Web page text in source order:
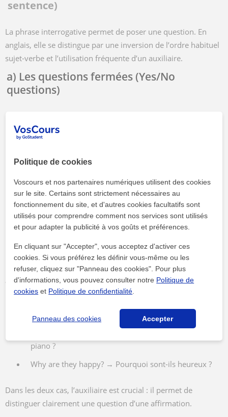
sentence)
La phrase interrogative permet de poser une question. En
anglais, elle se distingue par une inversion de l’ordre habituel
sujet-verbe et l’utilisation fréquente d’un auxiliaire.
a) Les questions fermées (Yes/No
questions)
Structure : Auxiliaire + sujet + verbe ?
Exemples :
Does she play the piano? → Est-ce qu’elle joue du
piano ?
Are they happy? → Sont-ils heureux ?
b) Les questions ouvertes (Wh- questions)
Elles commencent par un mot interrogatif (who, what, where,
when, why, how) et demandent une réponse plus développée.
piano ?
Why are they happy? → Pourquoi sont-ils heureux ?
Dans les deux cas, l’auxiliaire est crucial : il permet de
distinguer clairement une question d’une affirmation.
Politique de cookies
Voscours et nos partenaires numériques utilisent des cookies
sur le site. Certains sont strictement nécessaires au
fonctionnement du site, et d'autres cookies facultatifs sont
utilisés pour comprendre comment nos services sont utilisés
et pour adapter la publicité à vos goûts et préférences.
En cliquant sur "Accepter", vous acceptez d'activer ces
cookies. Si vous préférez les définir vous-même ou les
refuser, cliquez sur "Panneau des cookies". Pour plus
d'informations, vous pouvez consulter notre Politique de
cookies et Politique de confidentialité
Panneau des cookies Accepter